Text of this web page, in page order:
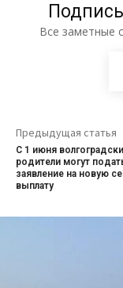
Все заметные
Предыдущая статья
С 1 июня
родители могут
заявление на новую
выплату